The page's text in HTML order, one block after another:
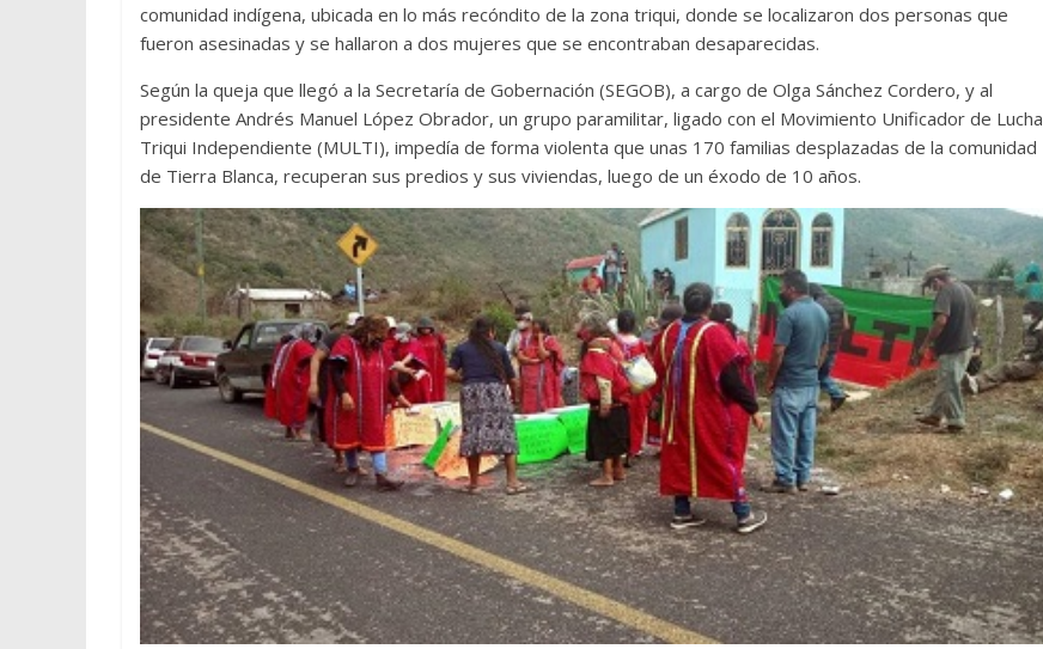
comunidad indígena, ubicada en lo más recóndito de la zona triqui, donde se localizaron dos personas que
fueron asesinadas y se hallaron a dos mujeres que se encontraban desaparecidas.
Según la queja que llegó a la Secretaría de Gobernación (SEGOB), a cargo de Olga Sánchez Cordero, y al
presidente Andrés Manuel López Obrador, un grupo paramilitar, ligado con el Movimiento Unificador de Lucha
Triqui Independiente (MULTI), impedía de forma violenta que unas 170 familias desplazadas de la comunidad
de Tierra Blanca, recuperan sus predios y sus viviendas, luego de un éxodo de 10 años.